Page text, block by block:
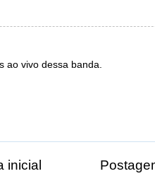
ao vivo dessa banda.
inicial